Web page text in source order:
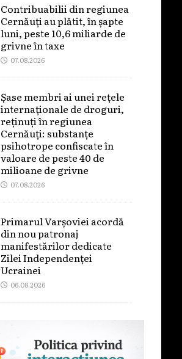
Contribuabilii din regiunea
Cernăuți au plătit, în șapte
luni, peste 10,6 miliarde de
grivne în taxe
07.08.2026
Șase membri ai unei rețele
internaționale de droguri,
reținuți în regiunea
Cernăuți: substanțe
psihotrope confiscate în
valoare de peste 40 de
milioane de grivne
07.08.2026
Primarul Varșoviei acordă
din nou patronaj
manifestărilor dedicate
Zilei Independenței
Ucrainei
06.08.2026